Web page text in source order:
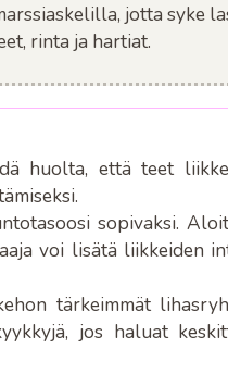
jotta syke
rinta ja hartiat.
huolta, että teet
sopivaksi.
voi lisätä liikkeiden
tärkeimmät
jos haluat